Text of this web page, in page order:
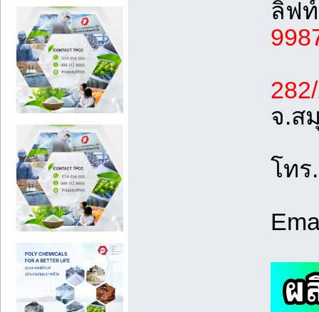
ลิฟ
จ.ส
โทร.